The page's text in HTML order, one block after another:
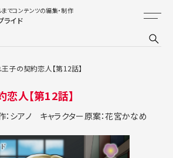
でコンテンツの編集・制作
ライド
子の契約恋人【第12話】
人【第12話】
：シアノ キャラクター原案：花宮かなめ